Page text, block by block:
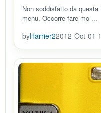
Non soddisfatto da
menu. Occorre fare mo ...
byHarrier22012-Oct-01